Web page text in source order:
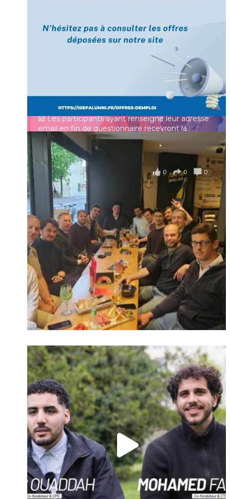
Charger plus Suivre sur Instagram
[Enquête IESF 2026] Top départ 🚀
👩‍🎓 Ingénieurs diplômés, vous avez jusqu’au 31
mai pour participer et faire entendre votre voix !
Depuis plus de 60 ans, cette enquête vise à établir
un panorama complet de la situation socio-
professionnelle des ingénieurs et scientifiques
français.
📧 Les participants ayant renseigné leur adresse
email en fin de questionnaire recevront la
synthèse des résultats...Voir plus
il y a 4 mois
0 0 0
Voir sur Facebook
Prénom
Mot de passe
Se souvenir de moi
Connexion
Identifiant oublié ?
Mot de passe
oublié ?